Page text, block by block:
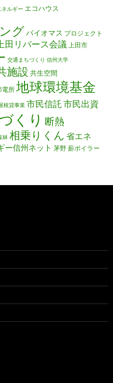
ネルギー エコハウス
グバイオマス プロジェクト
上田リバース会議 上田市
交通まちづくり 信州大学
施設 共生空間
電所 地球環境基金
根貸事業 市民信託市民出資
くり 断熱
林 相乗りくん 省エネ
ー信州ネット 茅野 薪ボイラー